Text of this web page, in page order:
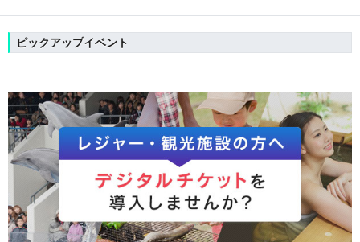
ピックアップイベント